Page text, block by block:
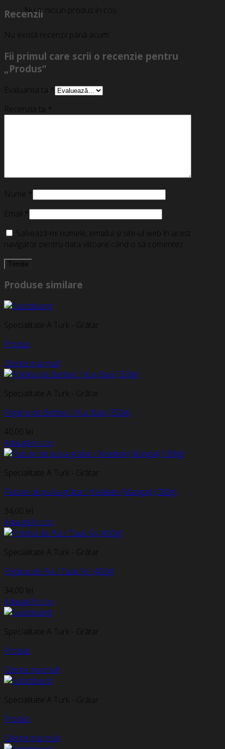
Nu ai niciun produs în coș.
Recenzii
Nu există recenzii până acum.
Fii primul care scrii o recenzie pentru
„Produs”
Evaluarea ta *
Recenzia ta *
Nume *
Email *
Salvează-mi numele, emailul și site-ul web în acest
navigator pentru data viitoare când o să comentez.
Produse similare
Specialitate A Turk - Grătar
Produs
Citește mai mult
Specialitate A Turk - Grătar
Frigărui de Berbec / Kuș Bași (350g)
40,00 lei
Adaugă în coș
Specialitate A Turk - Grătar
Fluture de pui la grătar / Kelebek (Mangal) (380g)
34,00 lei
Adaugă în coș
Specialitate A Turk - Grătar
Frigărui de Pui / Tauk Șiș (400g)
34,00 lei
Adaugă în coș
Specialitate A Turk - Grătar
Produs
Citește mai mult
Specialitate A Turk - Grătar
Produs
Citește mai mult